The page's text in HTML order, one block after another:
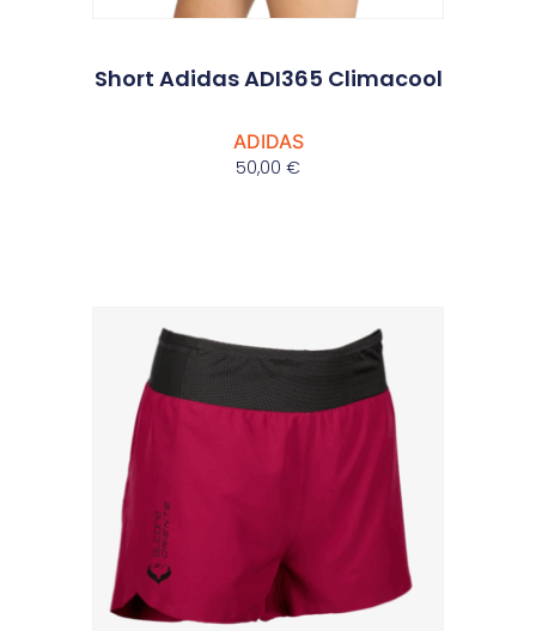
Short Adidas ADI365 Climacool
ADIDAS
50,00 €